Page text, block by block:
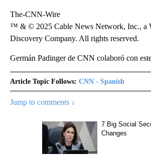
The-CNN-Wire
™ & © 2025 Cable News Network, Inc., a
Discovery Company. All rights reserved.
Germán Padinger de CNN colaboró con
Article Topic Follows: CNN - Spanish
Jump to comments ↓